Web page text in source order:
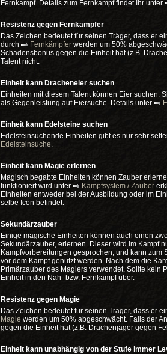
Fernkampf. Details zum Fernkampf findet Ihr unter
Resistenz gegen Fernkämpfer
Das Zeichen bedeutet für seinen Träger, dass er
durch
Fernkämpfer werden um 50%
Schadensbonus gegen die Einheit hat (z.B.
Talent nicht.
Einheit kann Dracheneier suchen
Einheiten mit diesem Talent können Eier suchen.
als Gegenleistung auf Eiersuche. Details unter
Einheit kann Edelsteine suchen
Edelsteinsuchende Einheiten gibt es nur sehr
Edelsteinsuche.
Einheit kann Magie erlernen
Magisch begabte Einheiten können Zauber
funktioniert wird unter
Kampfsystem / Zauber
Einheiten entweder bei der Ausbildung oder im
selbe Icon befindet.
Sekundärzauber
Einige magische Einheiten können auch einen
Sekundärzauber, erlernen. Dieser wird im Kampf
Kampfvorbereitungen gesprochen, und kann
vor dem Kampf genutzt werden. Nach dem die
Primärzauber des Magiers verwendet. Sollte kein
Einheit in den Nah- bzw. Fernkampf über.
Resistenz gegen Magie
Das Zeichen bedeutet für seinen Träger, dass er
Magie werden um 50% abgeschwächt. Falls der
gegen die Einheit hat (z.B. Drachenjäger gegen
Einheit kann unabhängig von der Stufe immer